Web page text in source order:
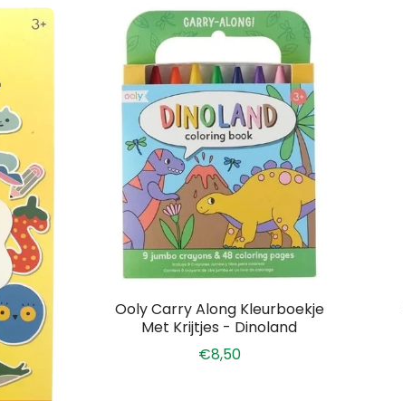
Ooly Carry Along Kleurboekje
Met Krijtjes - Dinoland
€8,50